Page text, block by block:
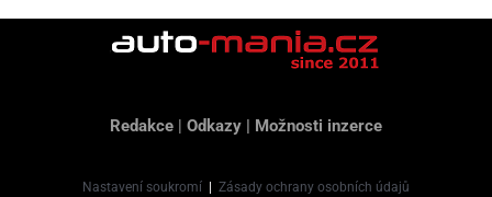
Redakce | Odkazy | Možnosti inzerce
Nastavení soukromí | Zásady ochrany osobních údajů